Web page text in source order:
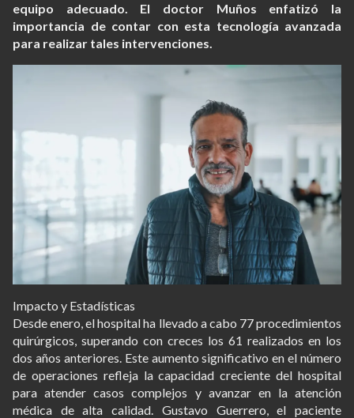
equipo adecuado. El doctor Muños enfatizó la
importancia de contar con esta tecnología avanzada
para realizar tales intervenciones.
Impacto y Estadísticas
Desde enero, el hospital ha llevado a cabo 77 procedimientos
quirúrgicos, superando con creces los 61 realizados en los
dos años anteriores. Este aumento significativo en el número
de operaciones refleja la capacidad creciente del hospital
para atender casos complejos y avanzar en la atención
médica de alta calidad. Gustavo Guerrero, el paciente